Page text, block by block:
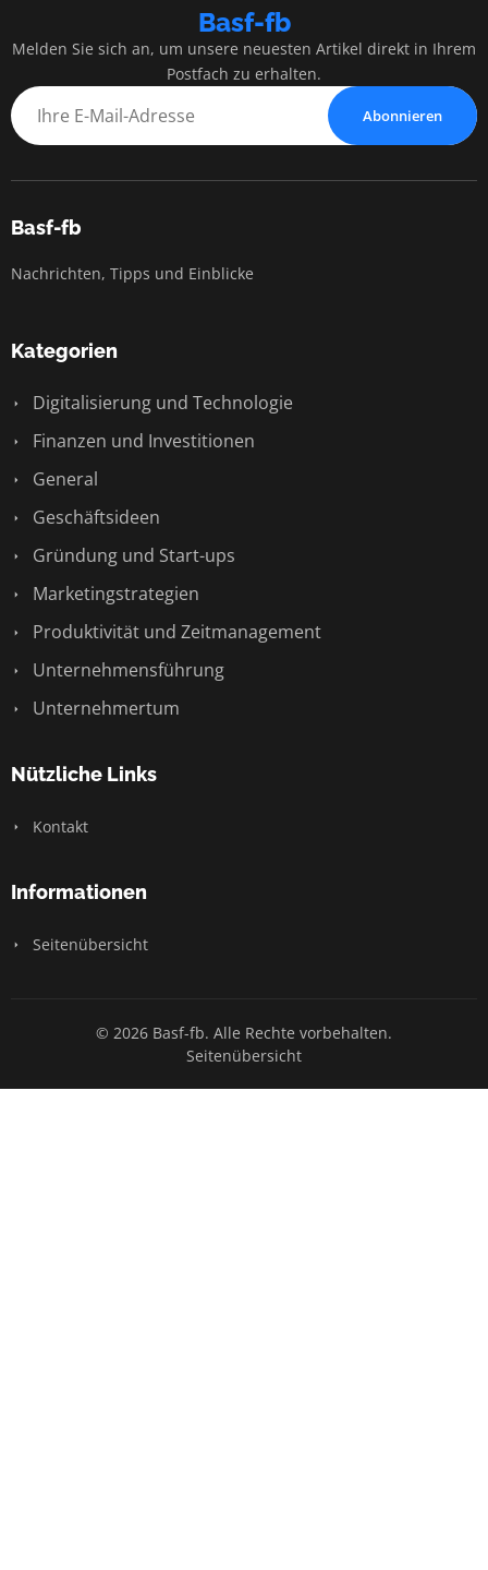
Basf-fb
Melden Sie sich an, um unsere neuesten Artikel direkt in Ihrem
Postfach zu erhalten.
Abonnieren
Basf-fb
Nachrichten, Tipps und Einblicke
Kategorien
Digitalisierung und Technologie
Finanzen und Investitionen
General
Geschäftsideen
Gründung und Start-ups
Marketingstrategien
Produktivität und Zeitmanagement
Unternehmensführung
Unternehmertum
Nützliche Links
Kontakt
Informationen
Seitenübersicht
© 2026 Basf-fb. Alle Rechte vorbehalten.
Seitenübersicht